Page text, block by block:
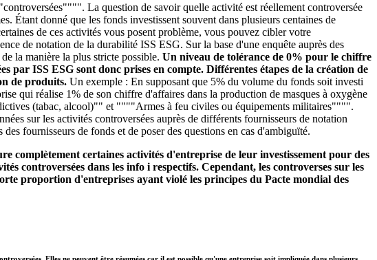
La question de savoir quelle activité est réellement controversée
Étant donné que les fonds investissent souvent dans plusieurs centaines de
de ces activités vous posent problème, vous pouvez cibler votre
de notation de la durabilité ISS ESG. Sur la base d'une enquête auprès des
la manière la plus stricte possible. Un niveau de tolérance de 0% pour le chiffre
par ISS ESG sont donc prises en compte. Différentes étapes de la création de
de produits. Un exemple : En supposant que 5% du volume du fonds soit investi
qui réalise 1% de son chiffre d'affaires dans la production de masques à oxygène
(tabac, alcool)"" et """"Armes à feu civiles ou équipements militaires"""".
sur les activités controversées auprès de différents fournisseurs de notation
fournisseurs de fonds et de poser des questions en cas d'ambiguïté.
complètement certaines activités d'entreprise de leur investissement pour des
controversées dans les info i respectifs. Cependant, les controverses sur les
proportion d'entreprises ayant violé les principes du Pacte mondial des